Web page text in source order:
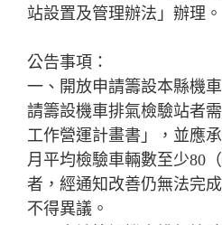
站設置及管理辦法」辦理。
公告事項：
一、開放申請籌設本縣機
請籌設機車排氣檢驗站者
工作營運計畫書」，並應
月平均檢驗車輛數至少80
者，經通知改善仍無法完
不得異議。